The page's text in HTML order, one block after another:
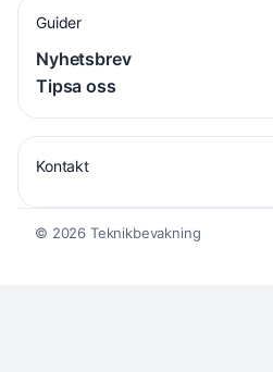
Guider
Nyhetsbrev
Tipsa oss
Kontakt
© 2026 Teknikbevakning